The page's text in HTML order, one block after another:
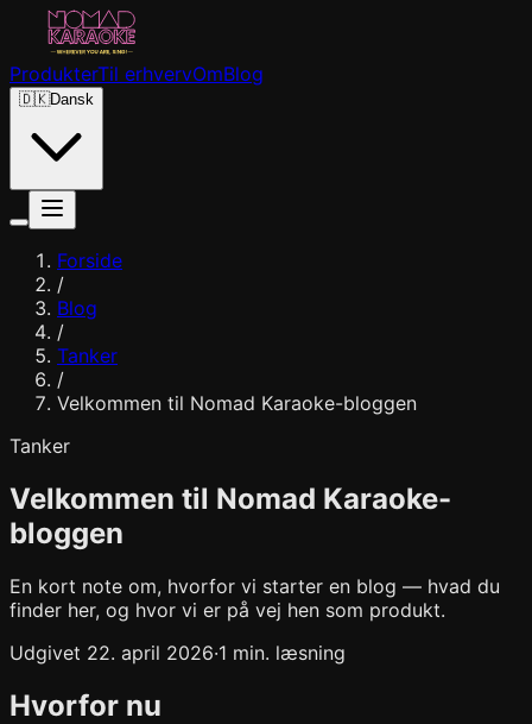
ProdukterTil erhvervOmBlog
🇩🇰Dansk
Forside
/
Blog
/
Tanker
/
Velkommen til Nomad Karaoke-bloggen
Tanker
Velkommen til Nomad Karaoke-
bloggen
En kort note om, hvorfor vi starter en blog — hvad du
finder her, og hvor vi er på vej hen som produkt.
Udgivet 22. april 2026·1 min. læsning
Hvorfor nu